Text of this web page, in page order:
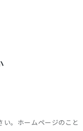
い。ホームページのこと